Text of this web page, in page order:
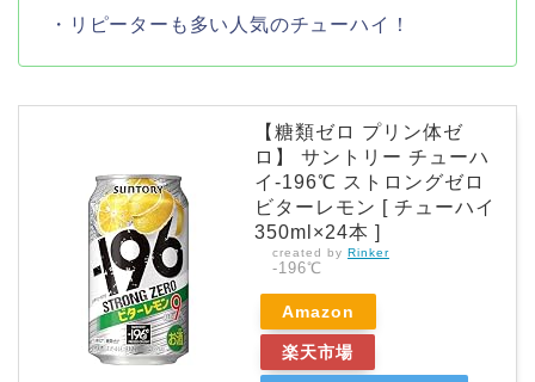
・リピーターも多い人気のチューハイ！
【糖類ゼロ プリン体ゼ
ロ】 サントリー チューハ
イ-196℃ ストロングゼロ
ビターレモン [ チューハイ
350ml×24本 ]
created by Rinker
-196℃
Amazon
楽天市場